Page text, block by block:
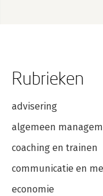
Rubrieken
advisering
algemeen
coaching en trainen
communicatie en
economie